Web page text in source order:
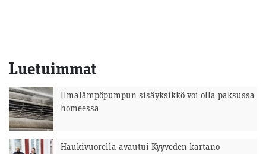
Luetuimmat
Ilmalämpöpumpun sisäyksikkö voi olla paksussa
homeessa
Haukivuorella avautui Kyyveden kartano